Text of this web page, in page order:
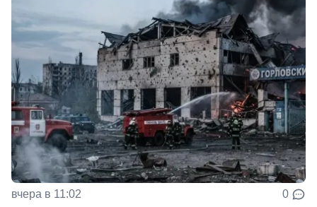
вчера в 11:02 0